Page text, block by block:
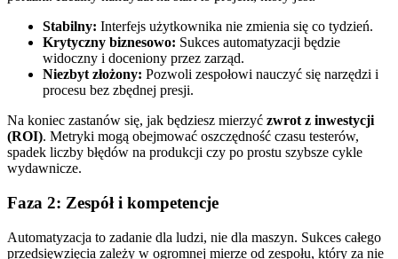
Stabilny: Interfejs użytkownika nie zmienia się co tydzień.
Krytyczny biznesowo: Sukces automatyzacji będzie
widoczny i doceniony przez zarząd.
Niezbyt złożony: Pozwoli zespołowi nauczyć się narzędzi i
procesu bez zbędnej presji.
Na koniec zastanów się, jak będziesz mierzyć zwrot z inwestycji
(ROI). Metryki mogą obejmować oszczędność czasu testerów,
spadek liczby błędów na produkcji czy po prostu szybsze cykle
wydawnicze.
Faza 2: Zespół i kompetencje
Automatyzacja to zadanie dla ludzi, nie dla maszyn. Sukces całego
przedsięwzięcia zależy w ogromnej mierze od zespołu, który za nie